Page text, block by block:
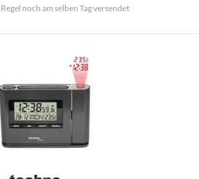
noch am selben Tag versendet